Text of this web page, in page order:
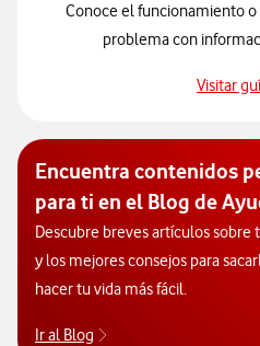
Conoce el funcionamiento
problema con
Visitar
Encuentra contenidos
para ti en el Blog de
Descubre breves artículos sobre
y los mejores consejos para
hacer tu vida más fácil.
Ir al Blog